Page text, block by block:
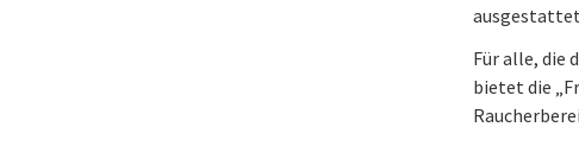
Für alle, die
bietet die